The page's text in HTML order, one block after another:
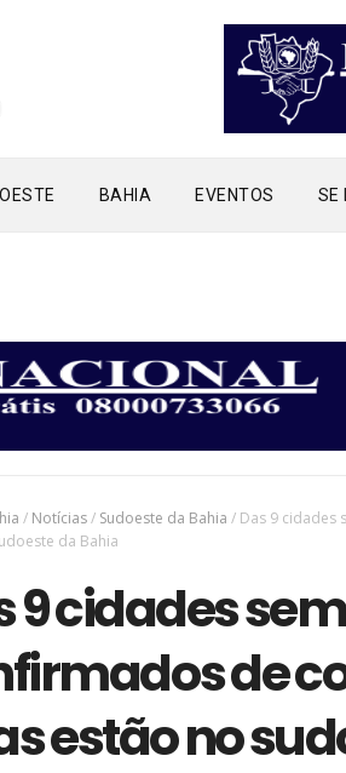
BAHIA EVENTOS SE
/ Notícias/ Sudoeste da Bahia / Das 9 cidades
da Bahia
9 cidades
de
estão no